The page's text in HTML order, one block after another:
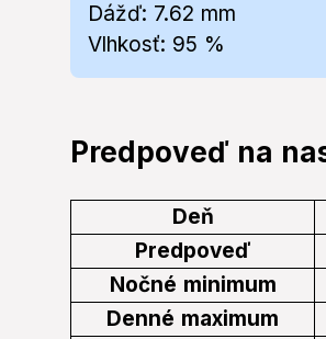
Dážď: 7.62 mm
Vlhkosť: 95 %
Predpoveď na
Deň
Predpoveď
Nočné minimum
Denné maximum